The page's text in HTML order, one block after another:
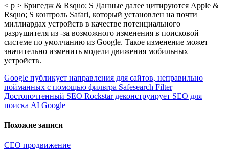
< p > Бригедж & Rsquo; S Данные далее цитируются Apple &
Rsquo; S контроль Safari, который установлен на почти
миллиардах устройств в качестве потенциального
разрушителя из -за возможного изменения в поисковой
системе по умолчанию из Google. Такое изменение может
значительно изменить модели движения мобильных
устройств.
Навигация
по
записям
Google публикует направления для сайтов, неправильно
пойманных с помощью фильтра Safesearch Filter
Достопочтенный SEO Rockstar деконструирует SEO для
поиска AI Google
Похожие записи
СЕО продвижение